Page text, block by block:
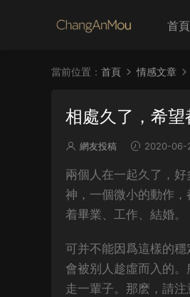
首頁
當前位置： 首頁 情感文章
相處久了，希
網友投稿 2020-06-
兩個人在一起久了，
神，一個微小的動作
着畢業、工作、結婚。
可并不能因爲這樣的
會被别人趁虛而入的
走一輩子。那麽，請注